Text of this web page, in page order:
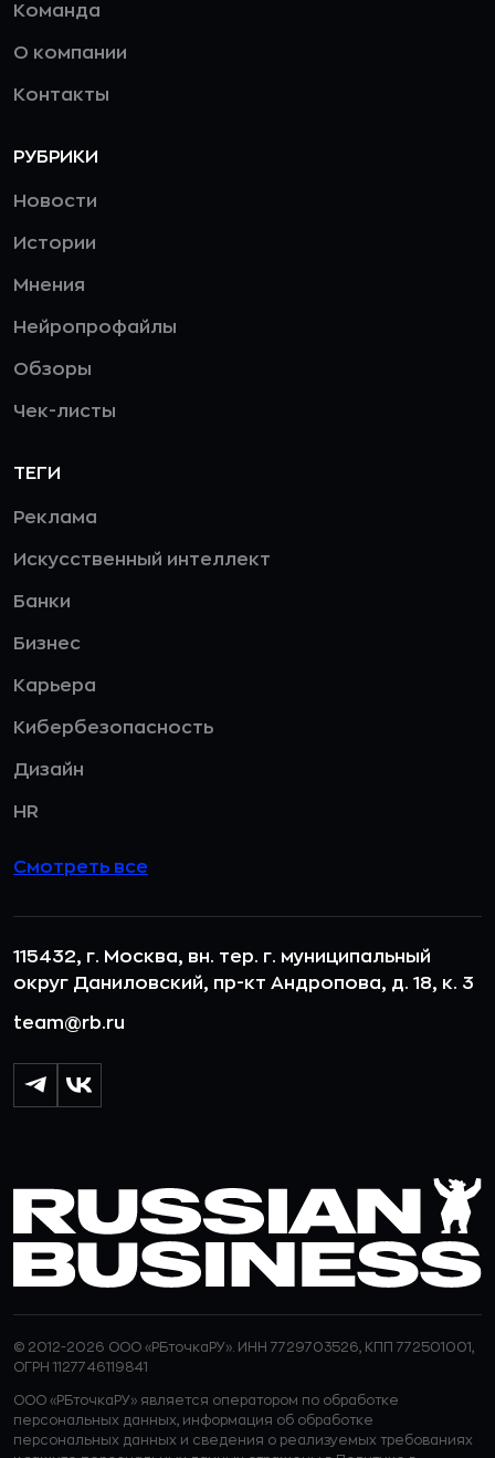
Команда
О компании
Контакты
РУБРИКИ
Новости
Истории
Мнения
Нейропрофайлы
Обзоры
Чек-листы
ТЕГИ
Реклама
Искусственный интеллект
Банки
Бизнес
Карьера
Кибербезопасность
Дизайн
HR
Смотреть все
115432, г. Москва, вн. тер. г. муниципальный
округ Даниловский, пр-кт Андропова, д. 18, к. 3
team@rb.ru
© 2012-2026 ООО «РБточкаРУ». ИНН 7729703526, КПП 772501001,
ОГРН 1127746119841
ООО «РБточкаРУ» является оператором по обработке
персональных данных, информация об обработке
персональных данных и сведения о реализуемых требованиях